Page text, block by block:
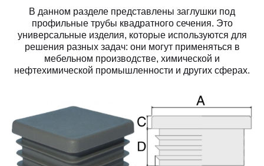
В данном разделе представлены заглушки под
профильные трубы квадратного сечения. Это
универсальные изделия, которые используются для
решения разных задач: они могут применяться в
мебельном производстве, химической и
нефтехимической промышленности и других сферах.